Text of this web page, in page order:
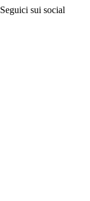
Seguici sui social